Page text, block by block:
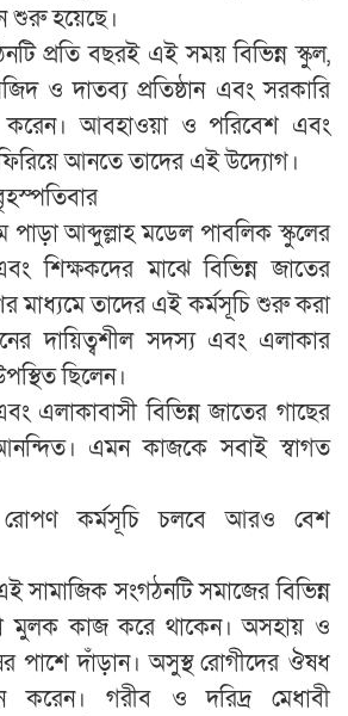
শুরু হয়েছে।
প্রতি বছরই এই সময় বিভিন্ন স্কুল,
ও দাতব্য প্রতিষ্ঠান এবং সরকারি
করেন। আবহাওয়া ও পরিবেশ এবং
আনতে তাদের এই উদ্যোগ।
পাড়া আব্দুল্লাহ মডেল পাবলিক স্কুলের
শিক্ষকদের মাঝে বিভিন্ন জাতের
মাধ্যমে তাদের এই কর্মসূচি শুরু করা
দায়িত্বশীল সদস্য এবং এলাকার
ছিলেন।
এলাকাবাসী বিভিন্ন জাতের গাছের
এমন কাজকে সবাই স্বাগত
কর্মসূচি চলবে আরও বেশ
সামাজিক সংগঠনটি সমাজের বিভিন্ন
মুলক কাজ করে থাকেন। অসহায় ও
পাশে দাঁড়ান। অসুস্থ রোগীদের ঔষধ
করেন। গরীব ও দরিদ্র মেধাবী